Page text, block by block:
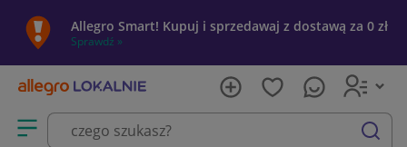
Allegro Smart! Kupuj i sprzedawaj z dostawą za 0 zł
Sprawdź »
Otwórz menu z kategoriami
szukaj